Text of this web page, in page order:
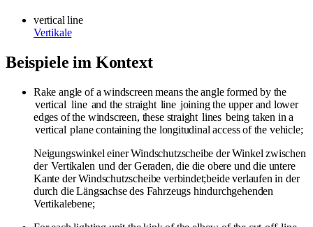
vertical line
Vertikale
Beispiele im Kontext
Rake angle of a windscreen means the angle formed by the
vertical line and the straight line joining the upper and lower
edges of the windscreen, these straight lines being taken in a
vertical plane containing the longitudinal access of the vehicle;
Neigungswinkel einer Windschutzscheibe der Winkel zwischen
der Vertikalen und der Geraden, die die obere und die untere
Kante der Windschutzscheibe verbindet;beide verlaufen in der
durch die Längsachse des Fahrzeugs hindurchgehenden
Vertikalebene;